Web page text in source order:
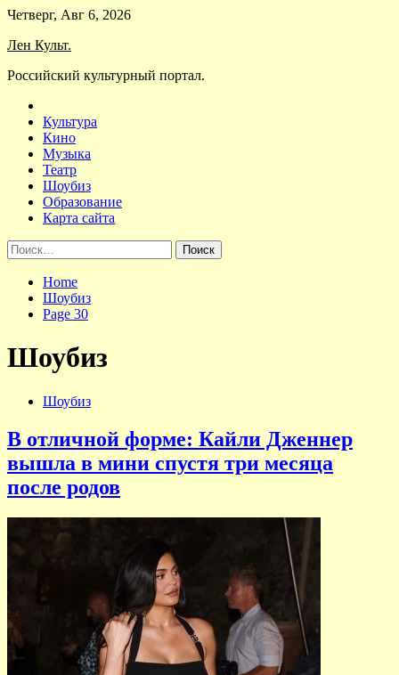
Skip
content
Четверг, Авг 6, 2026
Лен Культ.
Российский культурный портал.
Культура
Кино
Музыка
Театр
Шоубиз
Образование
Карта сайта
Найти:
Home
Шоубиз
Page 30
Шоубиз
Шоубиз
В отличной форме: Кайли Дженнер
вышла в мини спустя три месяца
после родов